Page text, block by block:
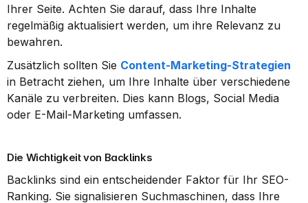
Ihrer Seite. Achten Sie darauf, dass Ihre Inhalte
regelmäßig aktualisiert werden, um ihre Relevanz zu
bewahren.
Zusätzlich sollten Sie Content-Marketing-Strategien
in Betracht ziehen, um Ihre Inhalte über verschiedene
Kanäle zu verbreiten. Dies kann Blogs, Social Media
oder E-Mail-Marketing umfassen.
Die Wichtigkeit von Backlinks
Backlinks sind ein entscheidender Faktor für Ihr SEO-
Ranking. Sie signalisieren Suchmaschinen, dass Ihre